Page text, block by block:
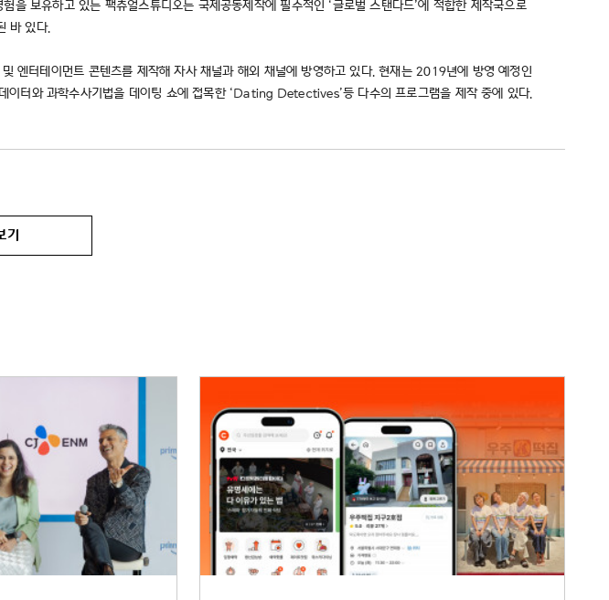
보유하고 있는 팩츄얼스튜디오는 국제공동제작에 필수적인 ‘글로벌 스탠다드’에 적합한 제작국으로
바 있다.
테이먼트 콘텐츠를 제작해 자사 채널과 해외 채널에 방영하고 있다. 현재는 2019년에 방영 예정인
와 과학수사기법을 데이팅 쇼에 접목한 ‘Dating Detectives’등 다수의 프로그램을 제작 중에 있다.
기